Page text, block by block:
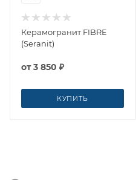
Керамогранит FIBRE
(Seranit)
от3 850 ₽
КУПИТЬ